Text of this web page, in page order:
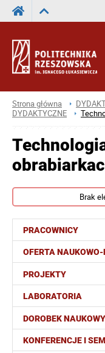
Strona główna
DYDAKTYCZNE
PRACOWNICY
OFERTA
PROJEKTY
LABORATORIA
DOROBEK NAUKOWY
KONFERENCJE I
Brak